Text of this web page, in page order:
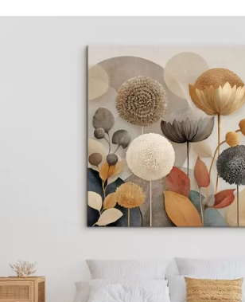
Від290.00грн
Яскраві, насичені кольори
Стійкість до вицвітання
Безпечне чорнило без запаху
Поверхня з текстурою полотна
Екологічний матеріал
грн
Яскраві, насичені кольори
Стійкість до вицвітання
✓ Поверхня з текстурою полотна
✗ Екологічний матеріал